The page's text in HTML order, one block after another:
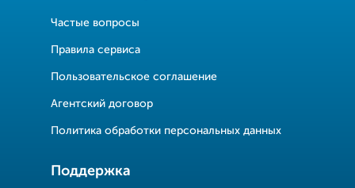
Частые вопросы
Правила сервиса
Пользовательское соглашение
Агентский договор
Политика обработки персональных данных
Поддержка